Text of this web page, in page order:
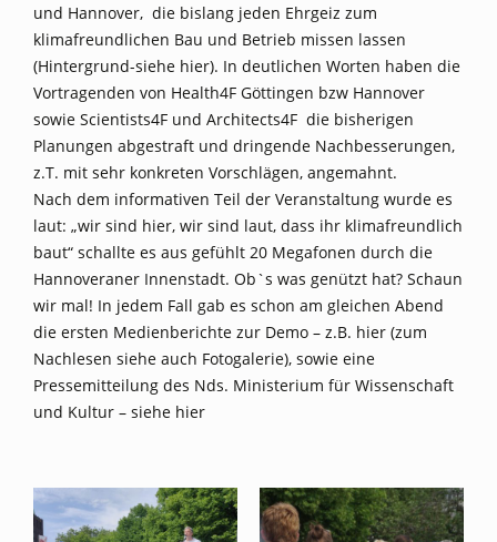
und Hannover, die bislang jeden Ehrgeiz zum
klimafreundlichen Bau und Betrieb missen lassen
(Hintergrund-siehe hier). In deutlichen Worten haben die
Vortragenden von Health4F Göttingen bzw Hannover
sowie Scientists4F und Architects4F die bisherigen
Planungen abgestraft und dringende Nachbesserungen,
z.T. mit sehr konkreten Vorschlägen, angemahnt.
Nach dem informativen Teil der Veranstaltung wurde es
laut: „wir sind hier, wir sind laut, dass ihr klimafreundlich
baut“ schallte es aus gefühlt 20 Megafonen durch die
Hannoveraner Innenstadt. Ob`s was genützt hat? Schaun
wir mal! In jedem Fall gab es schon am gleichen Abend
die ersten Medienberichte zur Demo – z.B. hier (zum
Nachlesen siehe auch Fotogalerie), sowie eine
Pressemitteilung des Nds. Ministerium für Wissenschaft
und Kultur – siehe hier